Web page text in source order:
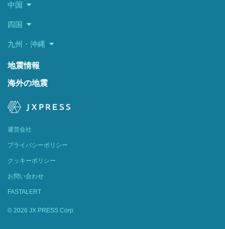
中国
四国
九州・沖縄
地震情報
海外の地震
運営会社
プライバシーポリシー
クッキーポリシー
お問い合わせ
FASTALERT
© 2026 JX PRESS Corp.